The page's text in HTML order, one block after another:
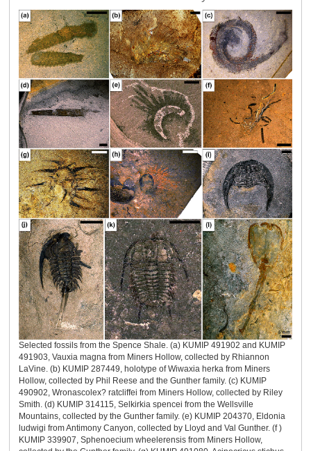
Selected fossils from the Spence Shale. (a) KUMIP 491902 and KUMIP
491903, Vauxia magna from Miners Hollow, collected by Rhiannon
LaVine. (b) KUMIP 287449, holotype of Wiwaxia herka from Miners
Hollow, collected by Phil Reese and the Gunther family. (c) KUMIP
490902, Wronascolex? ratcliffei from Miners Hollow, collected by Riley
Smith. (d) KUMIP 314115, Selkirkia spencei from the Wellsville
Mountains, collected by the Gunther family. (e) KUMIP 204370, Eldonia
ludwigi from Antimony Canyon, collected by Lloyd and Val Gunther. (f )
KUMIP 339907, Sphenoecium wheelerensis from Miners Hollow,